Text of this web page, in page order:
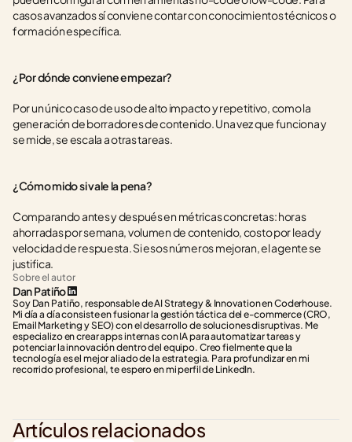
casos avanzados sí conviene contar con conocimientos técnicos o
formación específica.
¿Por dónde conviene empezar?
Por un único caso de uso de alto impacto y repetitivo, como la
generación de borradores de contenido. Una vez que funciona y
se mide, se escala a otras tareas.
¿Cómo mido si vale la pena?
Comparando antes y después en métricas concretas: horas
ahorradas por semana, volumen de contenido, costo por lead y
velocidad de respuesta. Si esos números mejoran, el agente se
justifica.
Sobre el autor
Dan Patiño
Soy Dan Patiño, responsable de AI Strategy & Innovation en Coderhouse.
Mi día a día consiste en fusionar la gestión táctica del e-commerce (CRO,
Email Marketing y SEO) con el desarrollo de soluciones disruptivas. Me
especializo en crear apps internas con IA para automatizar tareas y
potenciar la innovación dentro del equipo. Creo fielmente que la
tecnología es el mejor aliado de la estrategia. Para profundizar en mi
recorrido profesional, te espero en mi perfil de LinkedIn.
Artículos relacionados